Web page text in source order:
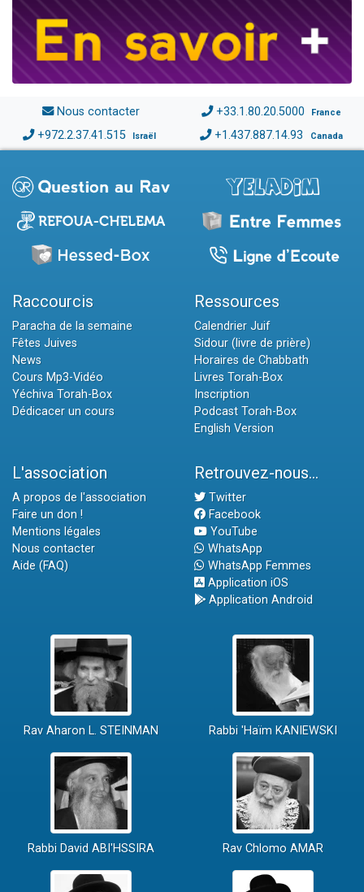
Nous contacter +33.1.80.20.5000 France
+972.2.37.41.515 Israël +1.437.887.14.93 Canada
Raccourcis
Paracha de la semaine
Fêtes Juives
News
Cours Mp3-Vidéo
Yéchiva Torah-Box
Dédicacer un cours
Ressources
Calendrier Juif
Sidour (livre de prière)
Horaires de Chabbath
Livres Torah-Box
Inscription
Podcast Torah-Box
English Version
L'association
A propos de l'association
Faire un don !
Mentions légales
Nous contacter
Aide (FAQ)
Retrouvez-nous...
Twitter
Facebook
YouTube
WhatsApp
WhatsApp Femmes
Application iOS
Application Android
Rav Aharon L. STEINMAN Rabbi 'Haïm KANIEWSKI
Rabbi David ABI'HSSIRA Rav Chlomo AMAR